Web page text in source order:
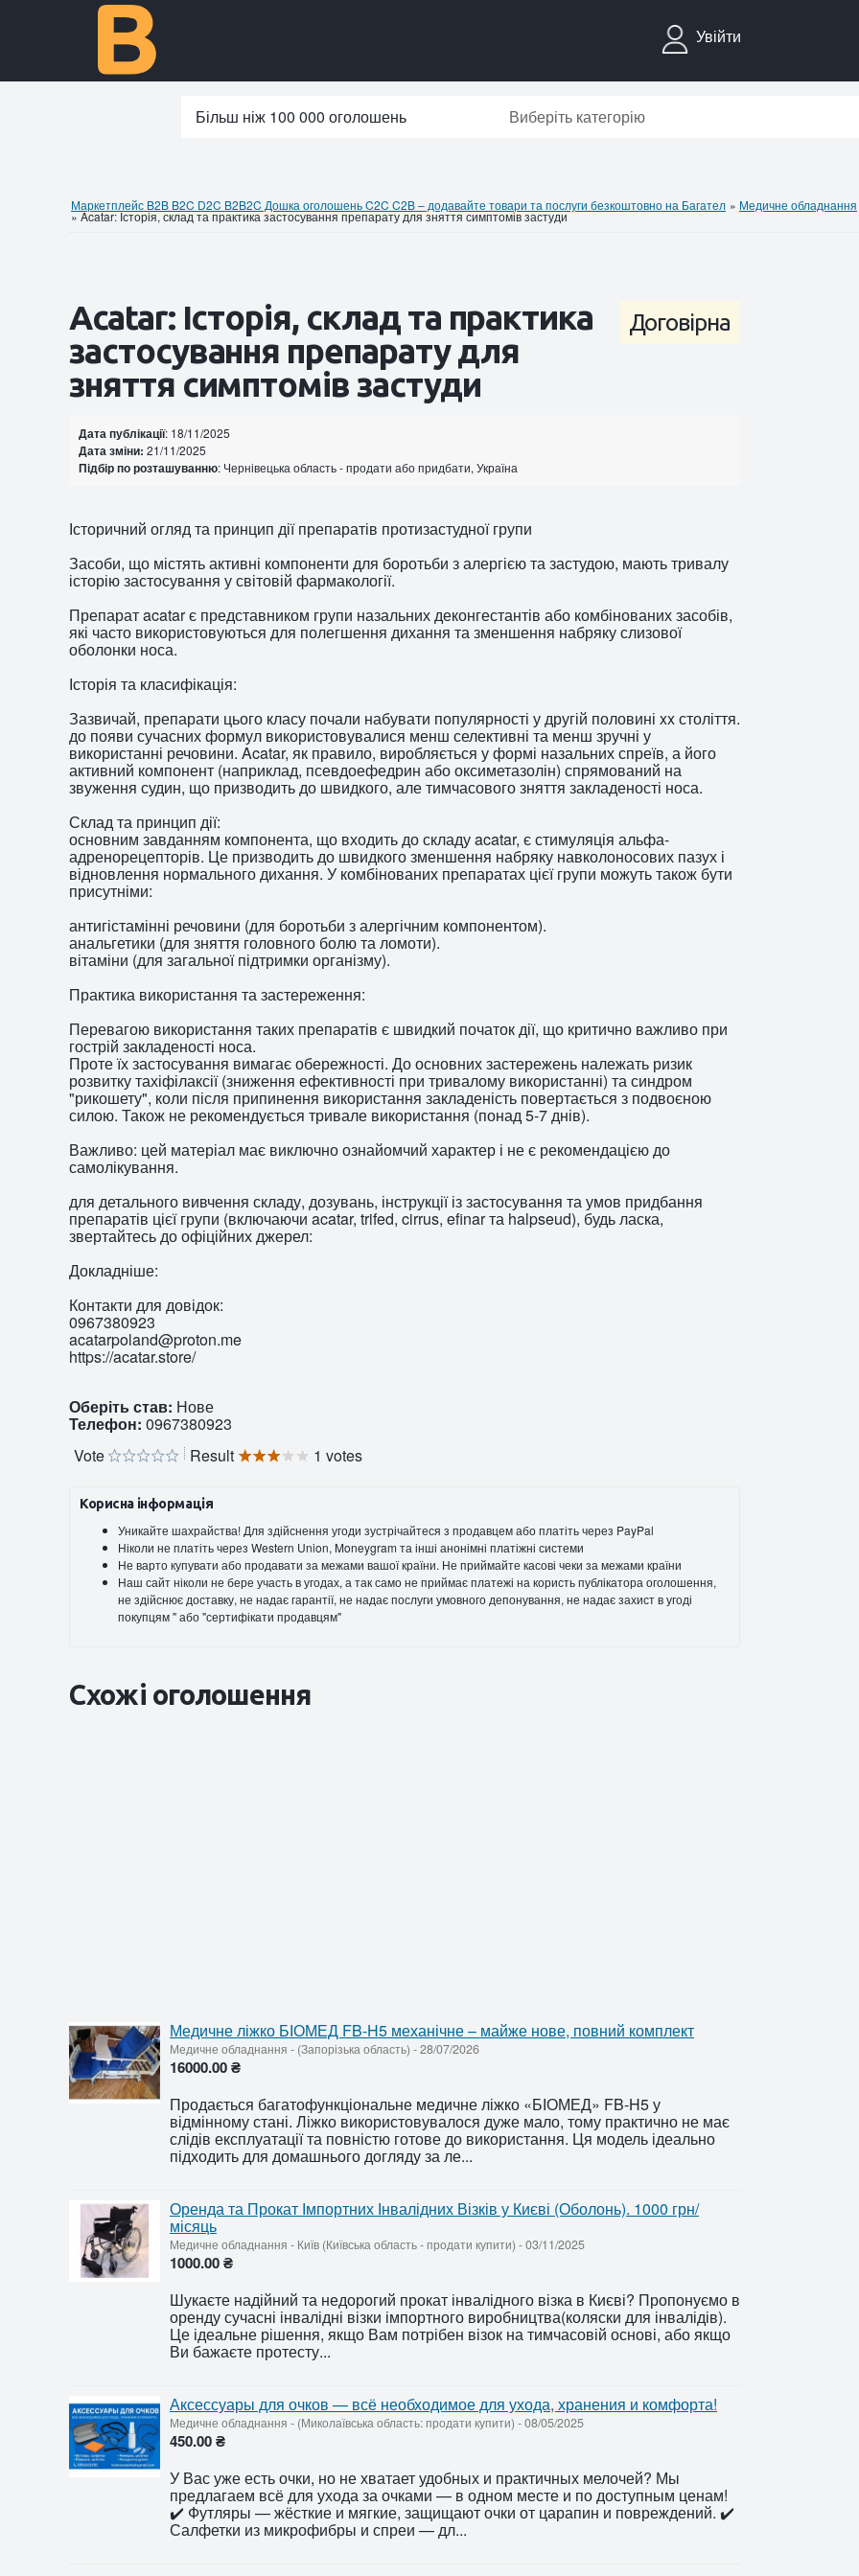
Увійти
Більш ніж 100 000 оголошень Виберіть категорію
Маркетплейс B2B B2C D2C B2B2C Дошка оголошень C2C C2B – додавайте товари та послуги безкоштовно на Багател » Медичне обладнання
»Acatar: Історія, склад та практика застосування препарату для зняття симптомів застуди
Договірна
Acatar: Історія, склад та практика
застосування препарату для
зняття симптомів застуди
Дата публікації: 18/11/2025
Дата зміни: 21/11/2025
Підбір по розташуванню: Чернівецька область - продати або придбати, Україна
Історичний огляд та принцип дії препаратів протизастудної групи
Засоби, що містять активні компоненти для боротьби з алергією та застудою, мають тривалу
історію застосування у світовій фармакології.
Препарат acatar є представником групи назальних деконгестантів або комбінованих засобів,
які часто використовуються для полегшення дихання та зменшення набряку слизової
оболонки носа.
Історія та класифікація:
Зазвичай, препарати цього класу почали набувати популярності у другій половині xx століття.
до появи сучасних формул використовувалися менш селективні та менш зручні у
використанні речовини. Acatar, як правило, виробляється у формі назальних спреїв, а його
активний компонент (наприклад, псевдоефедрин або оксиметазолін) спрямований на
звуження судин, що призводить до швидкого, але тимчасового зняття закладеності носа.
Склад та принцип дії:
основним завданням компонента, що входить до складу acatar, є стимуляція альфа-
адренорецепторів. Це призводить до швидкого зменшення набряку навколоносових пазух і
відновлення нормального дихання. У комбінованих препаратах цієї групи можуть також бути
присутніми:
антигістамінні речовини (для боротьби з алергічним компонентом).
анальгетики (для зняття головного болю та ломоти).
вітаміни (для загальної підтримки організму).
Практика використання та застереження:
Перевагою використання таких препаратів є швидкий початок дії, що критично важливо при
гострій закладеності носа.
Проте їх застосування вимагає обережності. До основних застережень належать ризик
розвитку тахіфілаксії (зниження ефективності при тривалому використанні) та синдром
"рикошету", коли після припинення використання закладеність повертається з подвоєною
силою. Також не рекомендується тривале використання (понад 5-7 днів).
Важливо: цей матеріал має виключно ознайомчий характер і не є рекомендацією до
самолікування.
для детального вивчення складу, дозувань, інструкції із застосування та умов придбання
препаратів цієї групи (включаючи acatar, trifed, cirrus, efinar та halpseud), будь ласка,
звертайтесь до офіційних джерел:
Докладніше:
Контакти для довідок:
0967380923
acatarpoland@proton.me
https://acatar.store/
Оберіть став: Нове
Телефон: 0967380923
Vote
Result 1 votes
Корисна інформація
Уникайте шахрайства! Для здійснення угоди зустрічайтеся з продавцем або платіть через PayPal
Ніколи не платіть через Western Union, Moneygram та інші анонімні платіжні системи
Не варто купувати або продавати за межами вашої країни. Не приймайте касові чеки за межами країни
Наш сайт ніколи не бере участь в угодах, а так само не приймає платежі на користь публікатора оголошення,
не здійснює доставку, не надає гарантії, не надає послуги умовного депонування, не надає захист в угоді
покупцям " або "сертифікати продавцям"
Схожі оголошення
Медичне ліжко БІОМЕД FB-H5 механічне – майже нове, повний комплект
Медичне обладнання - (Запорізька область) -28/07/2026
16000.00 ₴
Продається багатофункціональне медичне ліжко «БІОМЕД» FB-H5 у
відмінному стані. Ліжко використовувалося дуже мало, тому практично не має
слідів експлуатації та повністю готове до використання. Ця модель ідеально
підходить для домашнього догляду за ле...
Оренда та Прокат Імпортних Інвалідних Візків у Києві (Оболонь). 1000 грн/
місяць
Медичне обладнання - Київ (Київська область - продати купити) -03/11/2025
1000.00 ₴
Шукаєте надійний та недорогий прокат інвалідного візка в Києві? Пропонуємо в
оренду сучасні інвалідні візки імпортного виробництва(коляски для інвалідів).
Це ідеальне рішення, якщо Вам потрібен візок на тимчасовій основі, або якщо
Ви бажаєте протесту...
Аксессуары для очков — всё необходимое для ухода, хранения и комфорта!
Медичне обладнання - (Миколаївська область: продати купити) -08/05/2025
450.00 ₴
У Вас уже есть очки, но не хватает удобных и практичных мелочей? Мы
предлагаем всё для ухода за очками — в одном месте и по доступным ценам!
✔️ Футляры — жёсткие и мягкие, защищают очки от царапин и повреждений. ✔️
Салфетки из микрофибры и спреи — дл...